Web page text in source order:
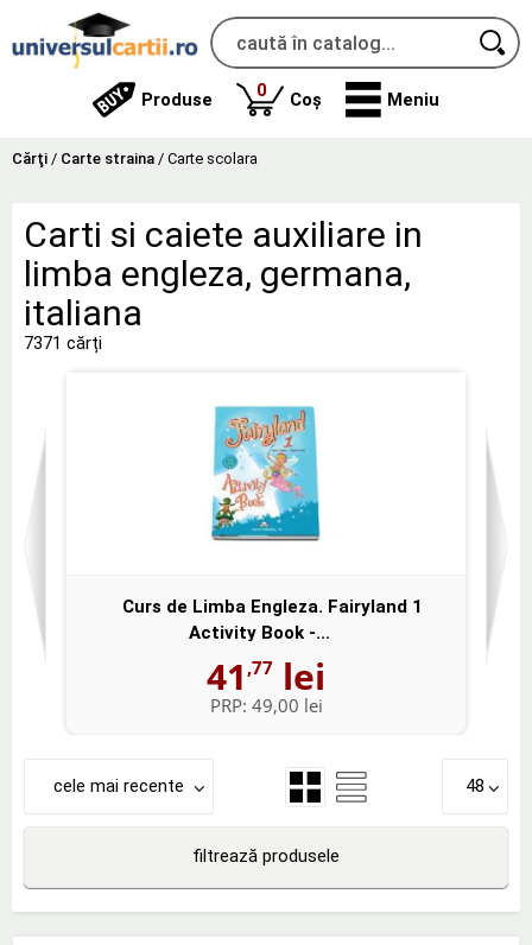
Produse 0produse
Coș Meniu
Cărţi / Carte straina / Carte scolara
Carti si caiete auxiliare in
limba engleza, germana,
italiana
7371 cărți
Curs de Limba Engleza. Fairyland 1
Activity Book -...
41 ,77 lei
PRP: 49,00 lei
cele mai recente 48
filtrează produsele